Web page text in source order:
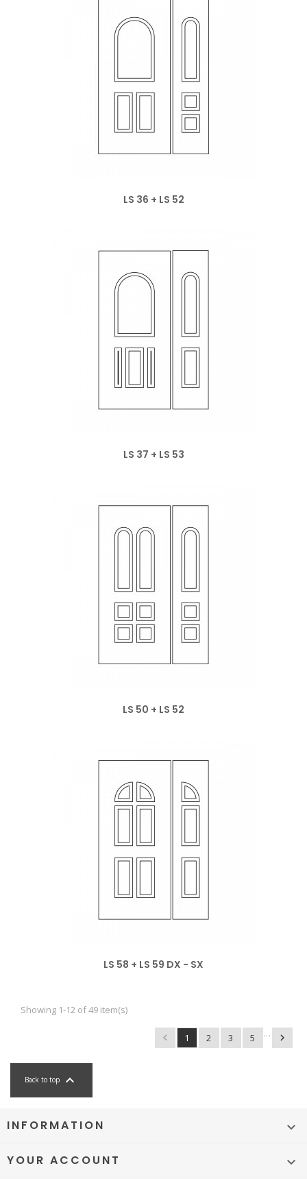
LS 36 + LS 52
LS 37 + LS 53
LS 50 + LS 52
LS 58 + LS 59 DX - SX
Showing 1-12 of 49 item(s)
 1 2 3 …
5 
Back to top 
INFORMATION 
YOUR ACCOUNT 